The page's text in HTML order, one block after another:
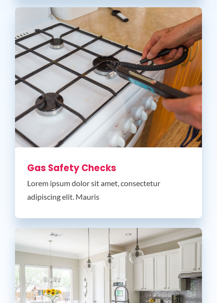
Gas Safety Checks
Lorem ipsum dolor sit amet, consectetur
adipiscing elit. Mauris